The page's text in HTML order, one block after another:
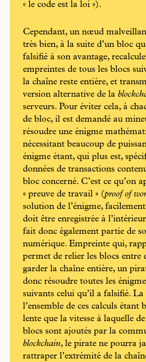
« le code est la loi »).
Cependant, un nœud
très bien, à la suite d’un bloc
falsifié à son avantage,
empreintes de tous les blocs
la chaîne reste entière, et
version alternative de la
serveurs. Pour éviter cela, à
de bloc, il est demandé au
résoudre une énigme
nécessitant beaucoup de
énigme étant, qui plus est,
données de transactions
bloc concerné. C’est ce qu’on
« preuve de travail » (proof of
solution de l’énigme,
doit être enregistrée à
fait donc également partie de
numérique. Empreinte qui,
permet de relier les blocs entre
garder la chaîne entière, un
donc résoudre toutes les
suivants celui qu’il a falsifié.
l’ensemble de ces calculs étant
lente que la vitesse à laquelle
blocs sont ajoutés par la
blockchain, le pirate ne pourra
rattraper l’extrémité de la